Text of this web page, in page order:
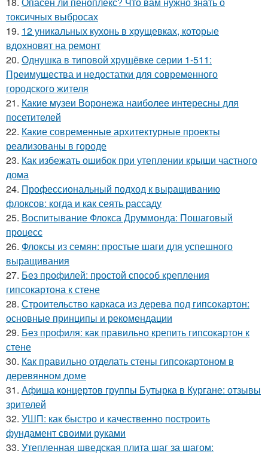
токсичных выбросах
19. 12 уникальных кухонь в хрущевках, которые
вдохновят на ремонт
20. Однушка в типовой хрущёвке серии 1-511:
Преимущества и недостатки для современного
городского жителя
21. Какие музеи Воронежа наиболее интересны для
посетителей
22. Какие современные архитектурные проекты
реализованы в городе
23. Как избежать ошибок при утеплении крыши частного
дома
24. Профессиональный подход к выращиванию
флоксов: когда и как сеять рассаду
25. Воспитывание Флокса Друммонда: Пошаговый
процесс
26. Флоксы из семян: простые шаги для успешного
выращивания
27. Без профилей: простой способ крепления
гипсокартона к стене
28. Строительство каркаса из дерева под гипсокартон:
основные принципы и рекомендации
29. Без профиля: как правильно крепить гипсокартон к
стене
30. Как правильно отделать стены гипсокартоном в
деревянном доме
31. Афиша концертов группы Бутырка в Кургане: отзывы
зрителей
32. УШП: как быстро и качественно построить
фундамент своими руками
33. Утепленная шведская плита шаг за шагом: